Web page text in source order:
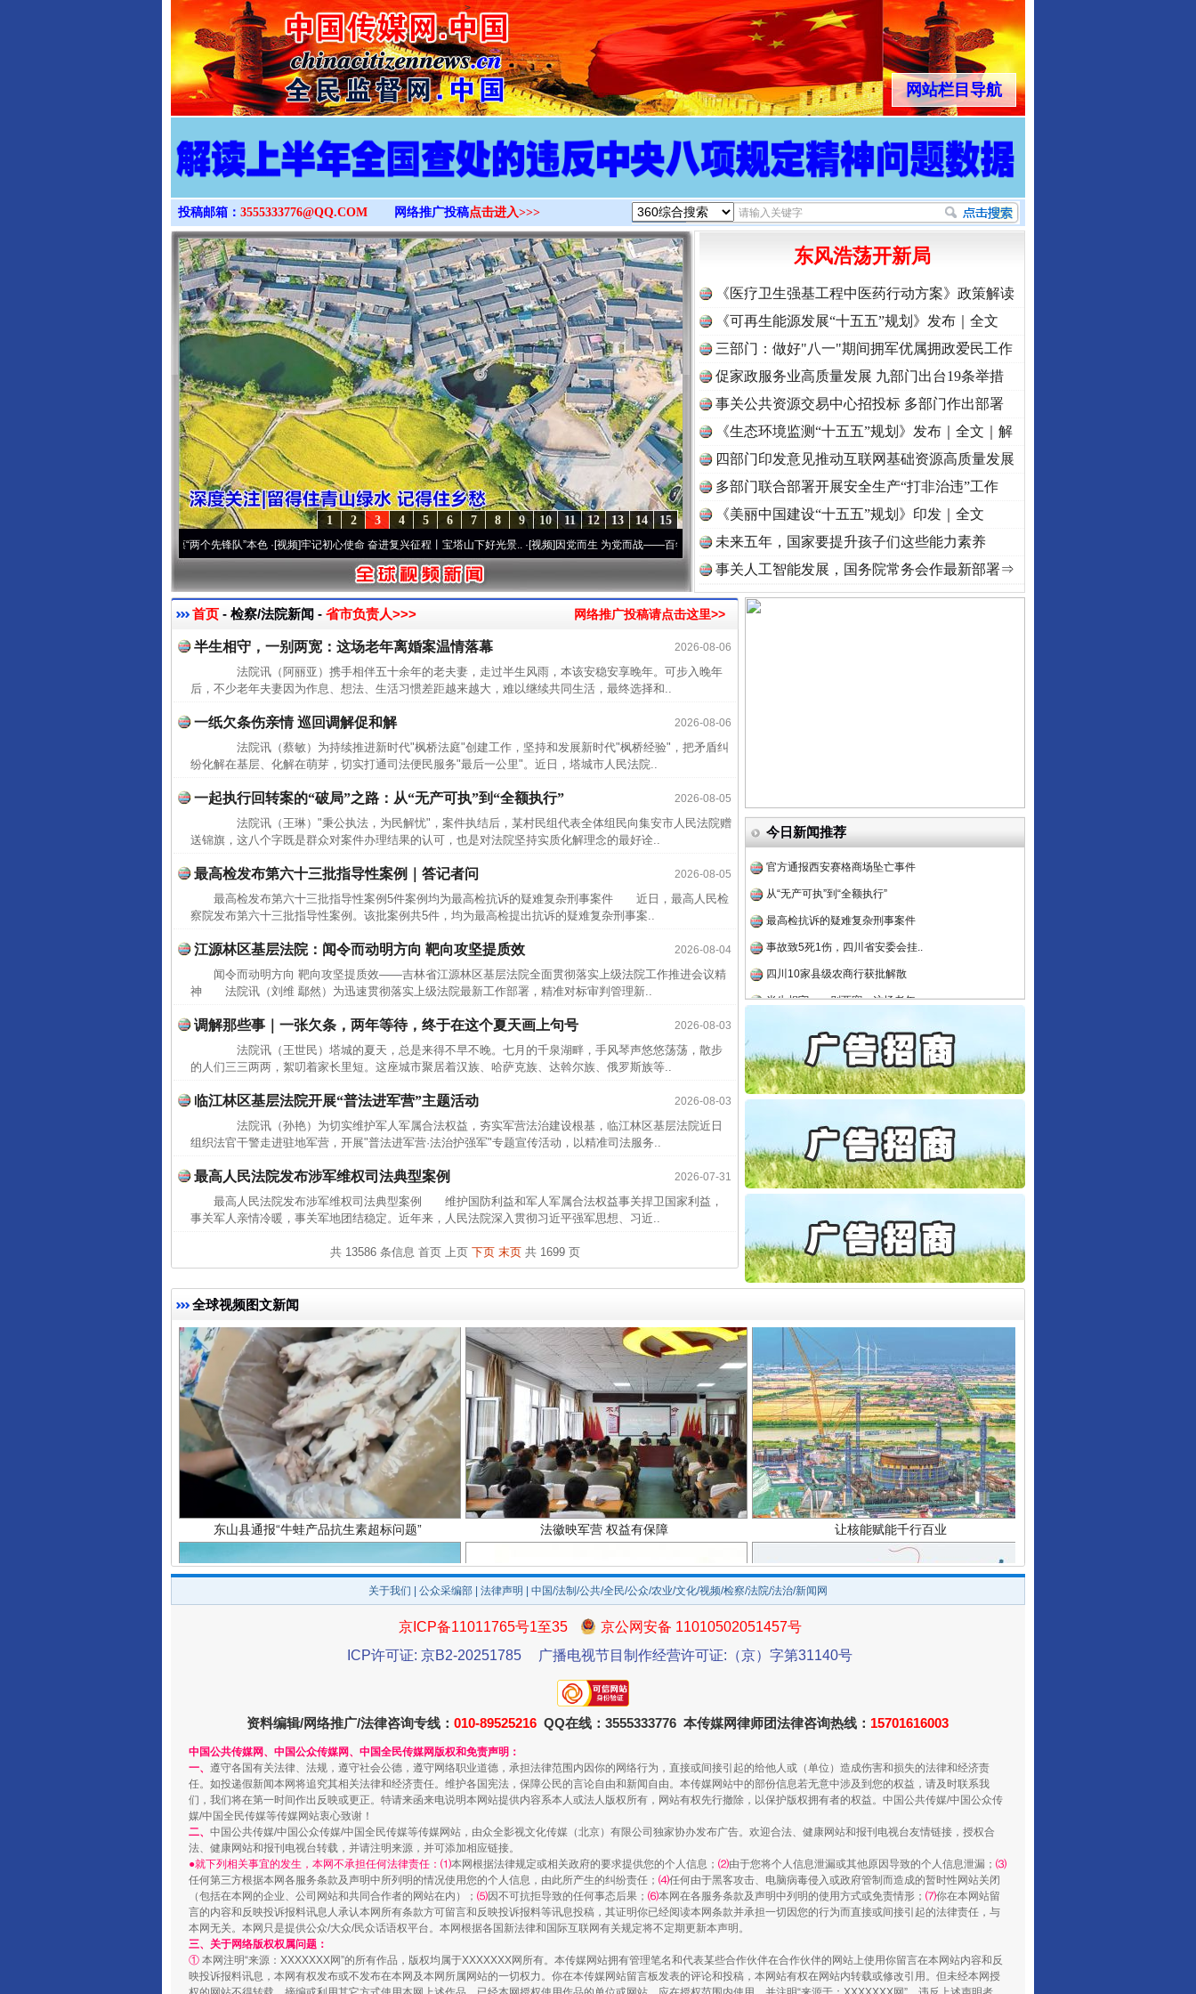
>
网站栏目导航
投稿邮箱： 3555333776@QQ.COM 网络推广投稿点击进入>>>
15
14
13
12
11
10
9
8
7
6
5
4
3
2
1
永葆“两个先锋队”本色·[视频]牢记初心使命 奋进复兴征程丨宝塔山下好光景..·[视频]因党而生 为党而战——百年“纪”事⑧加强纪律..·[视频] 牢记初心使命 奋进复兴征程丨“转折之城”激荡..
东风浩荡开新局
《医疗卫生强基工程中医药行动方案》政策解读
《可再生能源发展“十五五”规划》发布｜全文
三部门：做好"八一"期间拥军优属拥政爱民工作
促家政服务业高质量发展 九部门出台19条举措
事关公共资源交易中心招投标 多部门作出部署
《生态环境监测“十五五”规划》发布｜全文｜解
读
四部门印发意见推动互联网基础资源高质量发展
多部门联合部署开展安全生产“打非治违”工作
《美丽中国建设“十五五”规划》印发｜全文
未来五年，国家要提升孩子们这些能力素养
事关人工智能发展，国务院常务会作最新部署⇒
首页 - 检察/法院新闻 - 省市负责人>>> 网络推广投稿请点击这里>>
2026-08-06
半生相守，一别两宽：这场老年离婚案温情落幕
法院讯（阿丽亚）携手相伴五十余年的老夫妻，走过半生风雨，本该安稳安享晚年。可步入晚年
后，不少老年夫妻因为作息、想法、生活习惯差距越来越大，难以继续共同生活，最终选择和..
2026-08-06
一纸欠条伤亲情 巡回调解促和解
法院讯（蔡敏）为持续推进新时代"枫桥法庭"创建工作，坚持和发展新时代"枫桥经验"，把矛盾纠
纷化解在基层、化解在萌芽，切实打通司法便民服务"最后一公里"。近日，塔城市人民法院..
2026-08-05
一起执行回转案的“破局”之路：从“无产可执”到“全额执行”
法院讯（王琳）"秉公执法，为民解忧"，案件执结后，某村民组代表全体组民向集安市人民法院赠
送锦旗，这八个字既是群众对案件办理结果的认可，也是对法院坚持实质化解理念的最好诠..
2026-08-05
最高检发布第六十三批指导性案例｜答记者问
最高检发布第六十三批指导性案例5件案例均为最高检抗诉的疑难复杂刑事案件 近日，最高人民检
察院发布第六十三批指导性案例。该批案例共5件，均为最高检提出抗诉的疑难复杂刑事案..
2026-08-04
江源林区基层法院：闻令而动明方向 靶向攻坚提质效
闻令而动明方向 靶向攻坚提质效——吉林省江源林区基层法院全面贯彻落实上级法院工作推进会议精
神 法院讯（刘维 鄢然）为迅速贯彻落实上级法院最新工作部署，精准对标审判管理新..
2026-08-03
调解那些事｜一张欠条，两年等待，终于在这个夏天画上句号
法院讯（王世民）塔城的夏天，总是来得不早不晚。七月的千泉湖畔，手风琴声悠悠荡荡，散步
的人们三三两两，絮叨着家长里短。这座城市聚居着汉族、哈萨克族、达斡尔族、俄罗斯族等..
2026-08-03
临江林区基层法院开展“普法进军营”主题活动
法院讯（孙艳）为切实维护军人军属合法权益，夯实军营法治建设根基，临江林区基层法院近日
组织法官干警走进驻地军营，开展"普法进军营·法治护强军"专题宣传活动，以精准司法服务..
2026-07-31
最高人民法院发布涉军维权司法典型案例
最高人民法院发布涉军维权司法典型案例 维护国防利益和军人军属合法权益事关捍卫国家利益，
事关军人亲情冷暖，事关军地团结稳定。近年来，人民法院深入贯彻习近平强军思想、习近..
共 13586 条信息 首页 上页 下页 末页共 1699 页
今日新闻推荐
中国发起首例对外贸易国家安全..
官方通报西安赛格商场坠亡事件
从“无产可执”到“全额执行”
最高检抗诉的疑难复杂刑事案件
事故致5死1伤，四川省安委会挂..
四川10家县级农商行获批解散
半生相守，一别两宽：这场老年..
一纸欠条伤亲情 巡回调解促和..
26万保费，离婚时为何要分走一..
杨天誉，不得录用为公务员
传销头目出狱后办书院暴力管教..
中方对6家美国实体采取反制措..
中国发起首例对外贸易国家安全..
官方通报西安赛格商场坠亡事件
从“无产可执”到“全额执行”
最高检抗诉的疑难复杂刑事案件
事故致5死1伤，四川省安委会挂..
全球视频图文新闻
完善运行机制助力责任有效落实 一纸欠条伤亲情 巡回调解促和解.. 行业协会接连发公告
东山县通报“牛蛙产品抗生素超标问题” 法徽映军营 权益有保障 让核能赋能千行百业
一批国家标准开始实施
揭开“小金库”的免责幌子 以产业富民促振兴
关于我们 公众采编部 法律声明 | 中国/法制/公共/全民/公众/农业/文化/视频/检察/法院/法治/新闻网
京ICP备11011765号1至35
京公网安备 11010502051457号
ICP许可证: 京B2-20251785
广播电视节目制作经营许可证:（京）字第31140号
资料编辑/网络推广/法律咨询专线： 010-89525216 QQ在线：3555333776 本传媒网律师团法律咨询热线： 15701616003
中国公共传媒网、中国公众传媒网、中国全民传媒网版权和免责声明：
一、 遵守各国有关法律、法规，遵守社会公德，遵守网络职业道德，承担法律范围内因你的网络行为，直接或间接引起的给他人或（单位）造成伤害和损失的法律和经济责
任。如投递假新闻本网将追究其相关法律和经济责任。维护各国宪法，保障公民的言论自由和新闻自由。本传媒网站中的部份信息若无意中涉及到您的权益，请及时联系我
们，我们将在第一时间作出反映或更正。特请来函来电说明本网站提供内容系本人或法人版权所有，网站有权先行撤除，以保护版权拥有者的权益。中国公共传媒/中国公众传
媒/中国全民传媒等传媒网站衷心致谢！
二、 中国公共传媒/中国公众传媒/中国全民传媒等传媒网站，由众全影视文化传媒（北京）有限公司独家协办发布广告。欢迎合法、健康网站和报刊电视台友情链接，授权合
法、健康网站和报刊电视台转载，并请注明来源，并可添加相应链接。
●就下列相关事宜的发生，本网不承担任何法律责任：⑴本网根据法律规定或相关政府的要求提供您的个人信息； ⑵由于您将个人信息泄漏或其他原因导致的个人信息泄漏； ⑶
任何第三方根据本网各服务条款及声明中所列明的情况使用您的个人信息，由此所产生的纠纷责任； ⑷任何由于黑客攻击、电脑病毒侵入或政府管制而造成的暂时性网站关闭
（包括在本网的企业、公司网站和共同合作者的网站在内）； ⑸因不可抗拒导致的任何事态后果； ⑹本网在各服务条款及声明中列明的使用方式或免责情形； ⑺你在本网站留
言的内容和反映投诉报料讯息人承认本网所有条款方可留言和反映投诉报料等讯息投稿，其证明你已经阅读本网条款并承担一切因您的行为而直接或间接引起的法律责任，与
本网无关。本网只是提供公众/大众/民众话语权平台。本网根据各国新法律和国际互联网有关规定将不定期更新本声明。
三、关于网络版权权属问题：
① 本网注明“来源：XXXXXXX网”的所有作品，版权均属于XXXXXXX网所有。本传媒网站拥有管理笔名和代表某些合作伙伴在合作伙伴的网站上使用你留言在本网站内容和反
映投诉报料讯息，本网有权发布或不发布在本网及本网所属网站的一切权力。你在本传媒网站留言板发表的评论和投稿，本网站有权在网站内转载或修改引用。但未经本网授